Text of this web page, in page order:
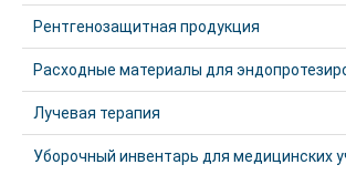
Рентгенозащитная продукция
Расходные материалы для
Лучевая терапия
Уборочный инвентарь для медицинских